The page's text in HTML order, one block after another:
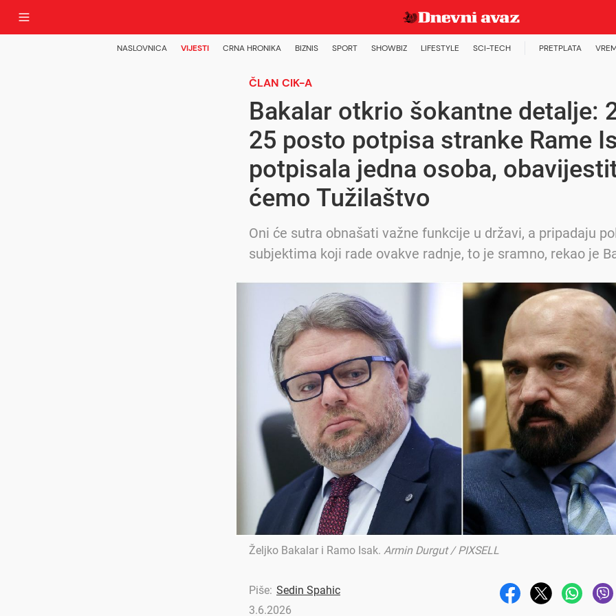
NASLOVNICA VIJESTI CRNA HRONIKA BIZNIS SPORT SHOWBIZ LIFESTYLE SCI-TECH PRETPLATA
ČLAN CIK-A
Bakalar otkrio šokantne detalje:
25 posto potpisa stranke Rame
potpisala jedna osoba,
ćemo Tužilaštvo
Oni će sutra obnašati važne funkcije u državi, a pripadaju
subjektima koji rade ovakve radnje, to je sramno, rekao je
Željko Bakalar i Ramo Isak. Armin Durgut / PIXSELL
Piše: Sedin Spahic
3.6.2026